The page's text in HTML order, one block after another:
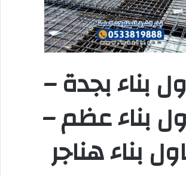
بناء بجدة –
بناء عظم –
بناء هناجر